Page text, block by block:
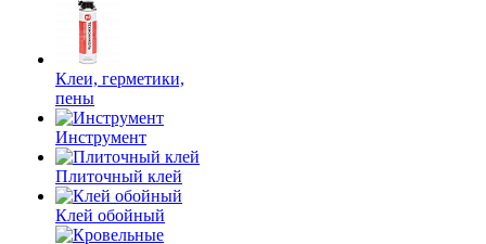
Клеи, герметики,
пены
Инструмент
Плиточный клей
Клей обойный